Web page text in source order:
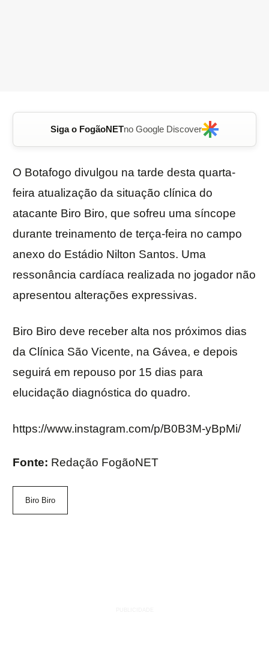
Siga o FogãoNETno Google Discover
O Botafogo divulgou na tarde desta quarta-
feira atualização da situação clínica do
atacante Biro Biro, que sofreu uma síncope
durante treinamento de terça-feira no campo
anexo do Estádio Nilton Santos. Uma
ressonância cardíaca realizada no jogador não
apresentou alterações expressivas.
Biro Biro deve receber alta nos próximos dias
da Clínica São Vicente, na Gávea, e depois
seguirá em repouso por 15 dias para
elucidação diagnóstica do quadro.
https://www.instagram.com/p/B0B3M-yBpMi/
Fonte: Redação FogãoNET
Biro Biro